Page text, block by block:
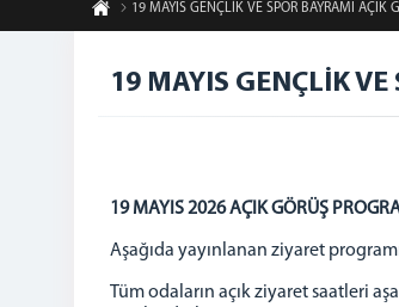
19 MAYIS GENÇLİK VE SPOR BAYRAMI AÇIK
19 MAYIS GENÇLİK
19 MAYIS 2026 AÇIK GÖRÜŞ
Aşağıda yayınlanan ziyaret
Tüm odaların açık ziyaret saatleri